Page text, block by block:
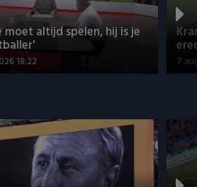
moet altijd spelen, hij is je
18:22 7